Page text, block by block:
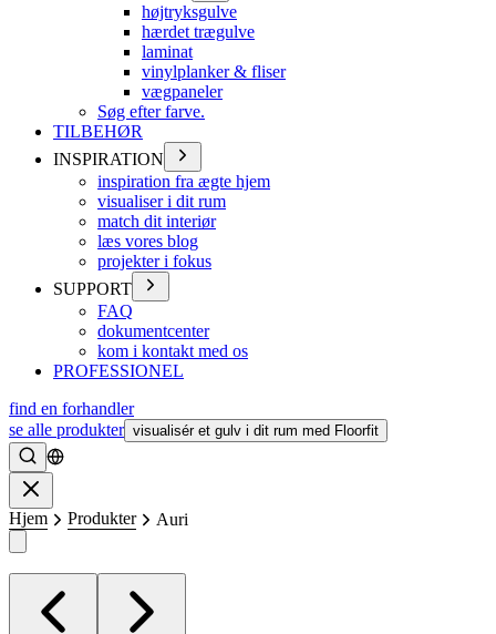
højtryksgulve
hærdet trægulve
laminat
vinylplanker & fliser
vægpaneler
Søg efter farve.
TILBEHØR
INSPIRATION
inspiration fra ægte hjem
visualiser i dit rum
match dit interiør
læs vores blog
projekter i fokus
SUPPORT
FAQ
dokumentcenter
kom i kontakt med os
PROFESSIONEL
find en forhandler
se alle produkter visualisér et gulv i dit rum med Floorfit
Søge
Hjem Produkter Auri